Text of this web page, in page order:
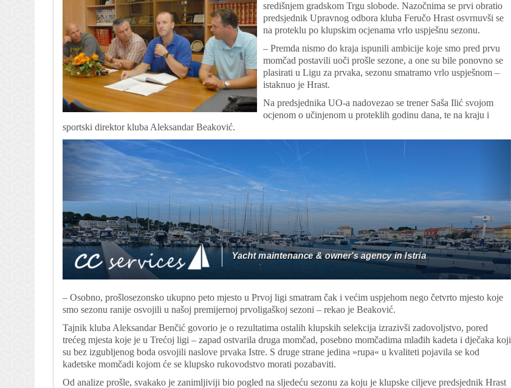
središnjem gradskom Trgu slobode. Nazočnima se prvi obratio
predsjednik Upravnog odbora kluba Feručo Hrast osvrnuvši se
na proteklu po klupskim ocjenama vrlo uspješnu sezonu.
– Premda nismo do kraja ispunili ambicije koje smo pred prvu
momčad postavili uoči prošle sezone, a one su bile ponovno se
plasirati u Ligu za prvaka, sezonu smatramo vrlo uspješnom –
istaknuo je Hrast.
Na predsjednika UO-a nadovezao se trener Saša Ilić svojom
ocjenom o učinjenom u proteklih godinu dana, te na kraju i
sportski direktor kluba Aleksandar Beaković.
– Osobno, prošlosezonsko ukupno peto mjesto u Prvoj ligi smatram čak i većim uspjehom nego četvrto mjesto koje
smo sezonu ranije osvojili u našoj premijernoj prvoligaškoj sezoni – rekao je Beaković.
Tajnik kluba Aleksandar Benčić govorio je o rezultatima ostalih klupskih selekcija izrazivši zadovoljstvo, pored
trećeg mjesta koje je u Trećoj ligi – zapad ostvarila druga momčad, posebno momčadima mlađih kadeta i dječaka koji
su bez izgubljenog boda osvojili naslove prvaka Istre. S druge strane jedina »rupa« u kvaliteti pojavila se kod
kadetske momčadi kojom će se klupsko rukovodstvo morati pozabaviti.
Od analize prošle, svakako je zanimljiviji bio pogled na sljedeću sezonu za koju je klupske ciljeve predsjednik Hrast